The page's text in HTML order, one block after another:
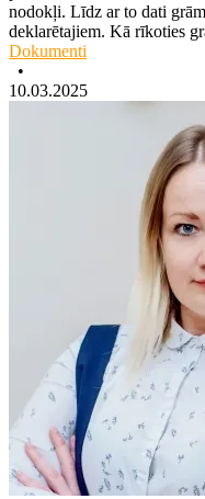
nodokļi. Līdz ar to dati
deklarētajiem. Kā rīkoties
Dokumenti
•
10.03.2025